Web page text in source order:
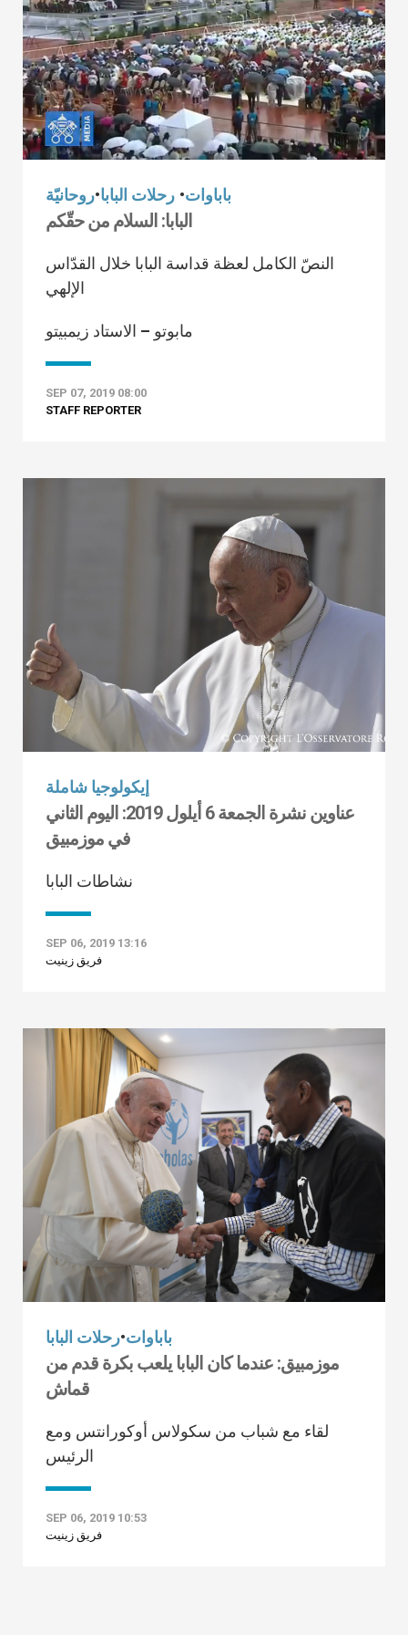
باباوات• رحلات البابا•روحانيّة
البابا: السلام من حقّكم
النصّ الكامل لعظة قداسة البابا خلال القدّاس
الإلهي
مابوتو – الاستاد زيمبيتو
SEP 07, 2019 08:00
STAFF REPORTER
إيكولوجيا شاملة
عناوين نشرة الجمعة 6 أيلول 2019: اليوم الثاني
في موزمبيق
نشاطات البابا
SEP 06, 2019 13:16
فريق زينيت
باباوات•رحلات البابا
موزمبيق: عندما كان البابا يلعب بكرة قدم من
قماش
لقاء مع شباب من سكولاس أوكورانتس ومع
الرئيس
SEP 06, 2019 10:53
فريق زينيت